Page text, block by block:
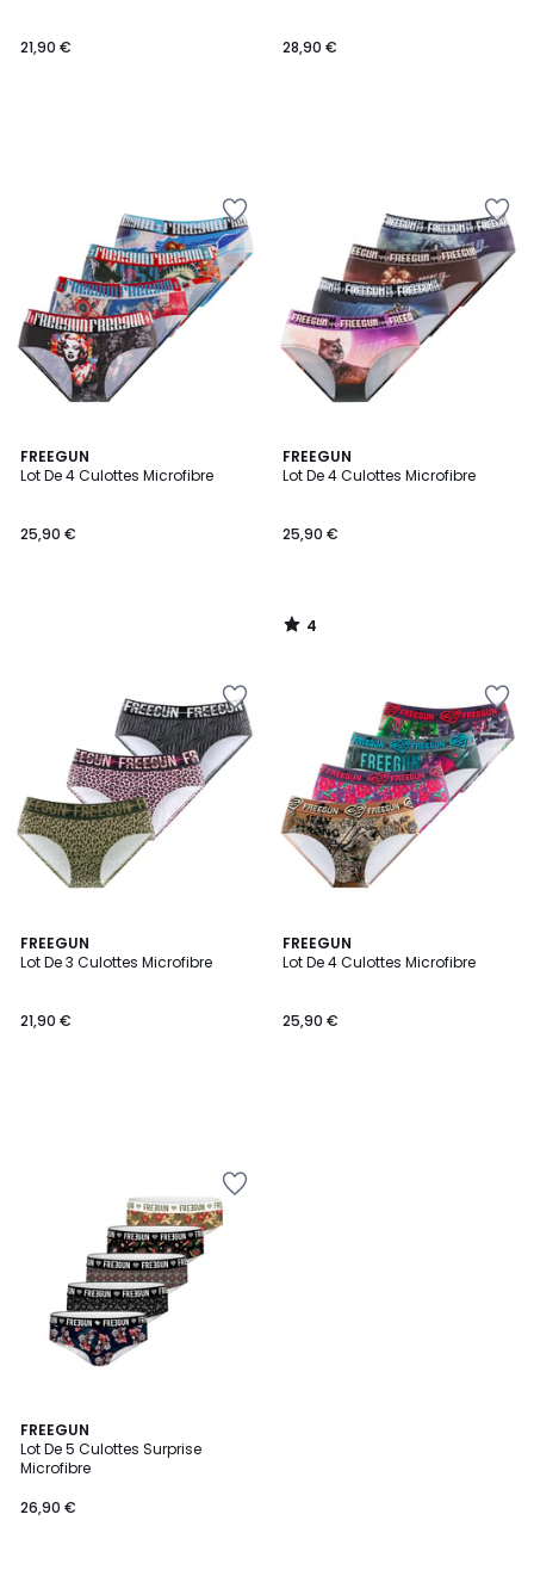
21,90 € 28,90 €
FREEGUN
Lot De 4 Culottes Microfibre
25,90 €
FREEGUN
Lot De 4 Culottes Microfibre
25,90 €
4
/
4
/
FREEGUN
Lot De 3 Culottes Microfibre
21,90 €
FREEGUN
Lot De 4 Culottes Microfibre
25,90 €
FREEGUN
Lot De 5 Culottes Surprise
Microfibre
26,90 €
1,5
/
5